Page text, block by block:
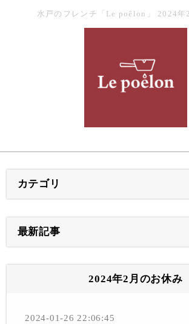
水戸のフレンチ「Le poêlon」 2024年
カテゴリ
最新記事
2024年2月のお休み
2024-01-26 22:06:45